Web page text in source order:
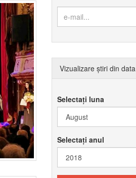
Vizualizare știri din data
Selectați luna
Selectați anul